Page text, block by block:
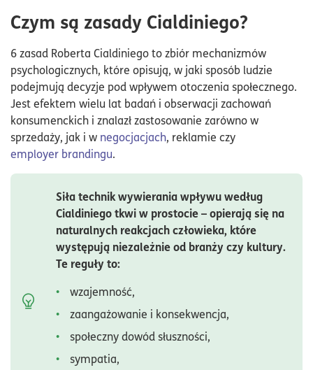
Czym są zasady Cialdiniego?
6 zasad Roberta Cialdiniego to zbiór mechanizmów
psychologicznych, które opisują, w jaki sposób ludzie
podejmują decyzje pod wpływem otoczenia społecznego.
Jest efektem wielu lat badań i obserwacji zachowań
konsumenckich i znalazł zastosowanie zarówno w
sprzedaży, jak i w negocjacjach, reklamie czy
employer brandingu.
Siła technik wywierania wpływu według
Cialdiniego tkwi w prostocie – opierają się na
naturalnych reakcjach człowieka, które
występują niezależnie od branży czy kultury.
Te reguły to:
wzajemność,
zaangażowanie i konsekwencja,
społeczny dowód słuszności,
sympatia,